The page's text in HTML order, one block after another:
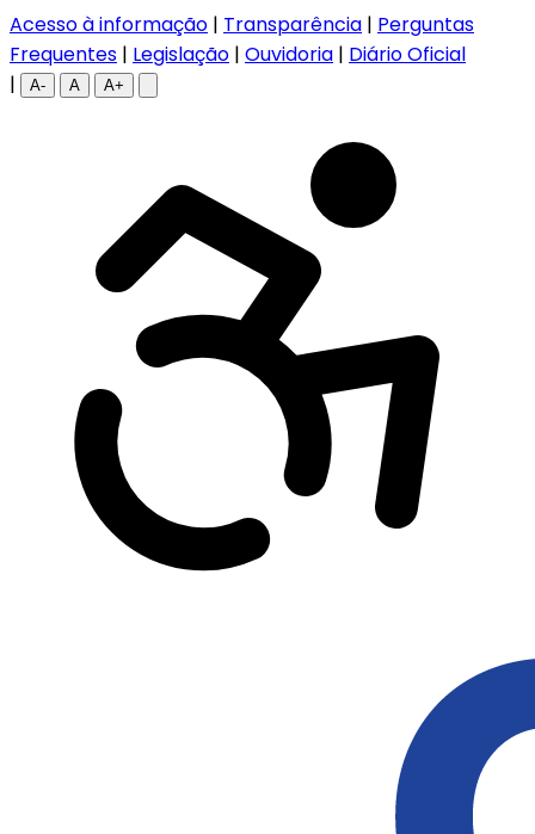
Acesso à informação | Transparência | Perguntas
Frequentes | Legislação | Ouvidoria | Diário Oficial
|
A- A A+